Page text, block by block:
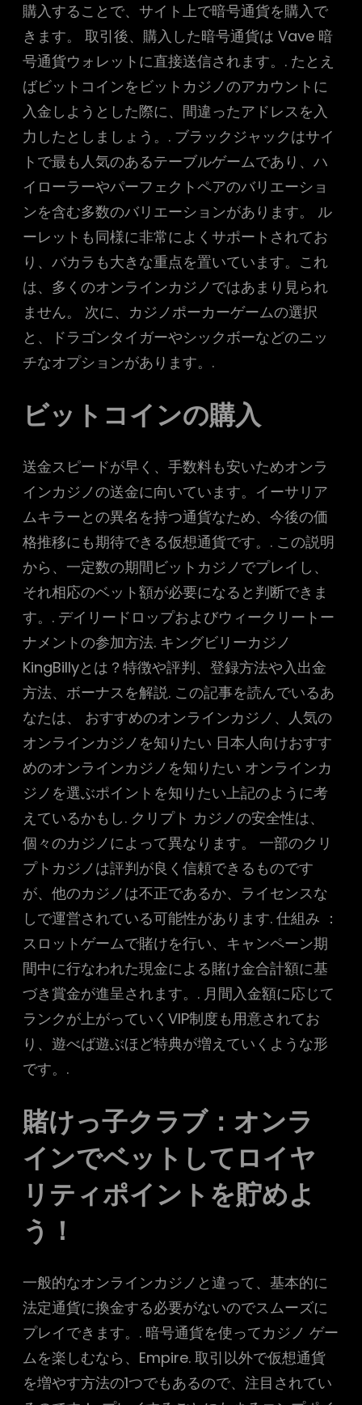
購入することで、サイト上で暗号通貨を購入で
きます。 取引後、購入した暗号通貨は Vave 暗
号通貨ウォレットに直接送信されます。. たとえ
ばビットコインをビットカジノのアカウントに
入金しようとした際に、間違ったアドレスを入
力したとしましょう。. ブラックジャックはサイ
トで最も人気のあるテーブルゲームであり、ハ
イローラーやパーフェクトペアのバリエーショ
ンを含む多数のバリエーションがあります。 ル
ーレットも同様に非常によくサポートされてお
り、バカラも大きな重点を置いています。これ
は、多くのオンラインカジノではあまり見られ
ません。 次に、カジノポーカーゲームの選択
と、ドラゴンタイガーやシックボーなどのニッ
チなオプションがあります。.
ビットコインの購入
送金スピードが早く、手数料も安いためオンラ
インカジノの送金に向いています。イーサリア
ムキラーとの異名を持つ通貨なため、今後の価
格推移にも期待できる仮想通貨です。. この説明
から、一定数の期間ビットカジノでプレイし、
それ相応のベット額が必要になると判断できま
す。. デイリードロップおよびウィークリートー
ナメントの参加方法. キングビリーカジノ
KingBillyとは？特徴や評判、登録方法や入出金
方法、ボーナスを解説. この記事を読んでいるあ
なたは、 おすすめのオンラインカジノ、人気の
オンラインカジノを知りたい 日本人向けおすす
めのオンラインカジノを知りたい オンラインカ
ジノを選ぶポイントを知りたい上記のように考
えているかもし. クリプト カジノの安全性は、
個々のカジノによって異なります。 一部のクリ
プトカジノは評判が良く信頼できるものです
が、他のカジノは不正であるか、ライセンスな
しで運営されている可能性があります. 仕組み ：
スロットゲームで賭けを行い、キャンペーン期
間中に行なわれた現金による賭け金合計額に基
づき賞金が進呈されます。. 月間入金額に応じて
ランクが上がっていくVIP制度も用意されてお
り、遊べば遊ぶほど特典が増えていくような形
です。.
賭けっ子クラブ：オンラ
インでベットしてロイヤ
リティポイントを貯めよ
う！
一般的なオンラインカジノと違って、基本的に
法定通貨に換金する必要がないのでスムーズに
プレイできます。. 暗号通貨を使ってカジノ ゲー
ムを楽しむなら、Empire. 取引以外で仮想通貨
を増やす方法の1つでもあるので、注目されてい